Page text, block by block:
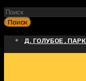
Д. ГОЛУБОЕ ,